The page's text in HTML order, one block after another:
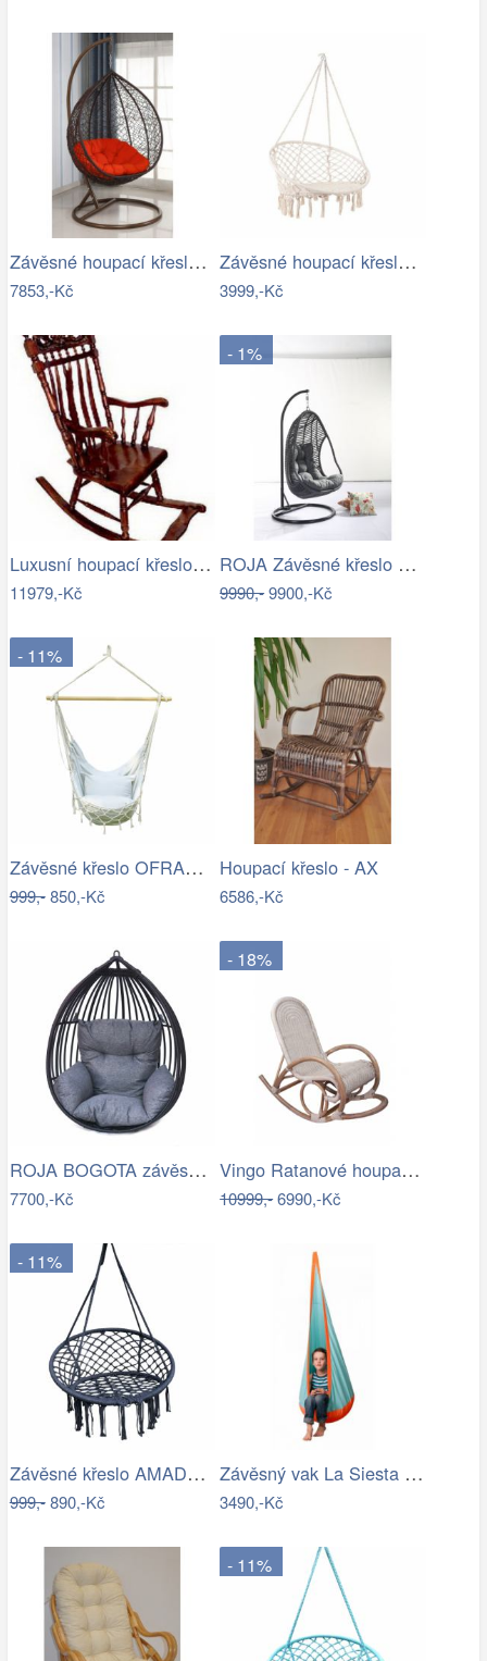
Závěsné houpací křeslo - AX
7853,-Kč
Závěsné houpací křeslo ve stylu hipís -…
3999,-Kč
Luxusní houpací křeslo - EL
11979,-Kč
- 1%
ROJA Závěsné křeslo CALI antracit
9990,-9900,-Kč
- 11%
Závěsné křeslo OFRAME Tempo Kondela
999,-850,-Kč
Houpací křeslo - AX
6586,-Kč
ROJA BOGOTA závěsné křeslo - bez…
7700,-Kč
- 18%
Vingo Ratanové houpací křeslo - bílá…
10999,-6990,-Kč
- 11%
Závěsné křeslo AMADO 2 NEW Tempo Kondela
999,-890,-Kč
Závěsný vak La Siesta JOKI Outdoor - IN
3490,-Kč
- 11%